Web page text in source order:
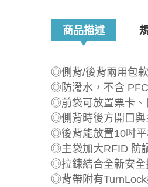
商品描述
◎側背/後背兩用包款
◎防潑水，不含 PFC
◎前袋可放置票卡、
◎側背時後方開口與
◎後背能放置10吋
◎主袋加大RFID 防
◎拉鍊結合全新安全
◎背帶附有